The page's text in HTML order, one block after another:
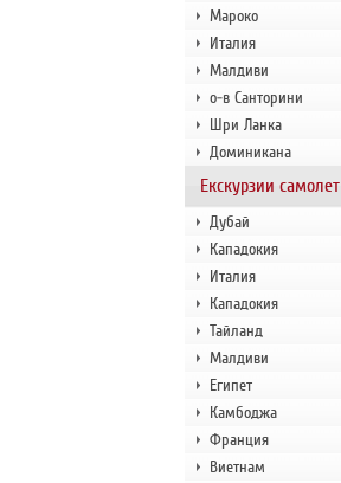
Мароко
Италия
Малдиви
о-в Санторини
Шри Ланка
Доминикана
Екскурзии самолет
Дубай
Кападокия
Италия
Кападокия
Тайланд
Малдиви
Египет
Камбоджа
Франция
Виетнам